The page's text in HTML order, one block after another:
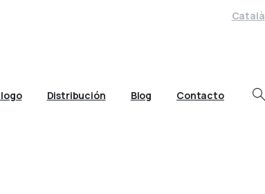
Català
Distribución Blog Contacto